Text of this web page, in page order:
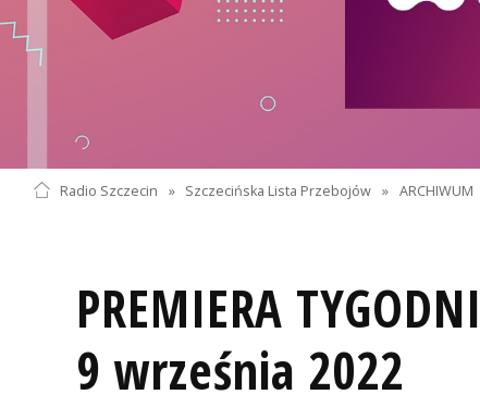
Radio Szczecin » Szczecińska Lista Przebojów » ARCHIWUM
PREMIERA
9 września 2022